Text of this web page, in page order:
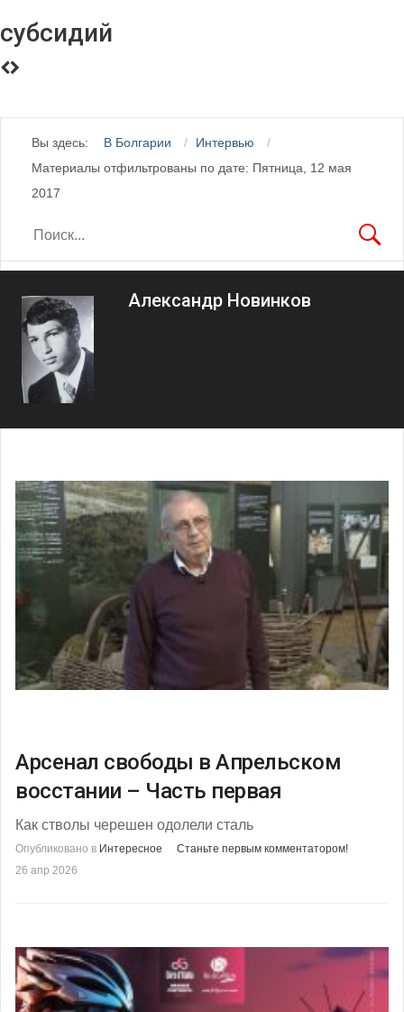
субсидий
Вы здесь: В Болгарии
Интервью
Материалы отфильтрованы по дате: Пятница, 12 мая
2017
Александр Новинков
Арсенал свободы в Апрельском
восстании – Часть первая
Как стволы черешен одолели сталь
Опубликовано в Интересное
Станьте первым комментатором!
26 апр 2026